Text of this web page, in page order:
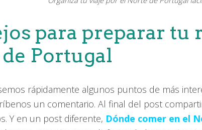
para preparar tu
Portugal
rápidamente algunos puntos de más
un comentario. Al final del post
Y en un post diferente, Dónde comer en el